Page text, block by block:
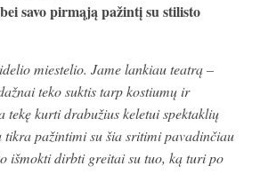
savo pirmąją pažintį su stilisto
miestelio. Jame lankiau teatrą –
teko suktis tarp kostiumų ir
tekę kurti drabužius keletui spektaklių
tikra pažintimi su šia sritimi pavadinčiau
išmokti dirbti greitai su tuo, ką turi po